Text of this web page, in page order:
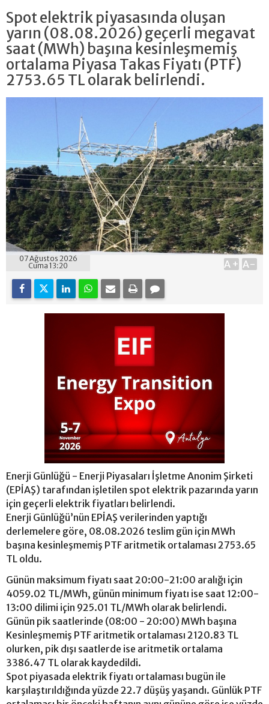
Spot elektrik piyasasında oluşan
yarın (08.08.2026) geçerli megavat
saat (MWh) başına kesinleşmemiş
ortalama Piyasa Takas Fiyatı (PTF)
2753.65 TL olarak belirlendi.
07 Ağustos 2026
Cuma 13:20
A+ A-
Enerji Günlüğü - Enerji Piyasaları İşletme Anonim Şirketi
(EPİAŞ) tarafından işletilen spot elektrik pazarında yarın
için geçerli elektrik fiyatları belirlendi.
Enerji Günlüğü’nün EPİAŞ verilerinden yaptığı
derlemelere göre, 08.08.2026 teslim gün için MWh
başına kesinleşmemiş PTF aritmetik ortalaması 2753.65
TL oldu.
Günün maksimum fiyatı saat 20:00-21:00 aralığı için
4059.02 TL/MWh, günün minimum fiyatı ise saat 12:00-
13:00 dilimi için 925.01 TL/MWh olarak belirlendi.
Günün pik saatlerinde (08:00 - 20:00) MWh başına
Kesinleşmemiş PTF aritmetik ortalaması 2120.83 TL
olurken, pik dışı saatlerde ise aritmetik ortalama
3386.47 TL olarak kaydedildi.
Spot piyasada elektrik fiyatı ortalaması bugün ile
karşılaştırıldığında yüzde 22.7 düşüş yaşandı. Günlük PTF